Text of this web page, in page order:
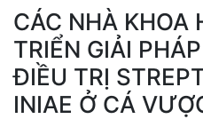
Đầu
Phun
Vi
Bọt
Khí
CÁC NHÀ KHOA
TRIỂN GIẢI
ĐIỀU TRỊ
INIAE Ở CÁ